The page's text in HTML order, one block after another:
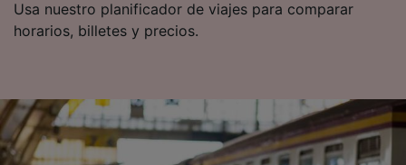
Usa nuestro planificador de viajes para comparar
horarios, billetes y precios.